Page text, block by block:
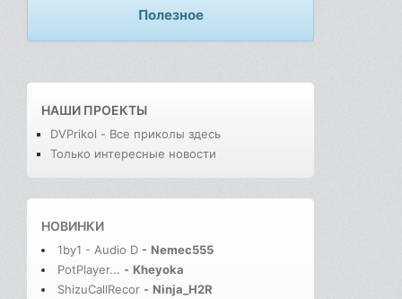
Полезное
НАШИ ПРОЕКТЫ
DVPrikol - Все приколы здесь
Только интересные новости
НОВИНКИ
1by1 - Audio D - Nemec555
PotPlayer... - Kheyoka
ShizuCallRecor - Ninja_H2R